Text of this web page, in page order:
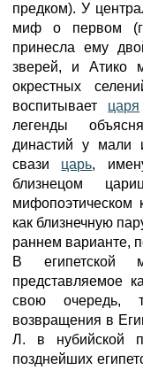
предком). У
миф о первом
принесла ему
зверей, и Атико
окрестных
воспитывает царя
легенды
династий у мали
свази царь,
близнецом
мифопоэтическом
как близнечную
раннем варианте,
В египетской
представляемое
свою очередь,
возвращения в
Л. в нубийской
позднейших